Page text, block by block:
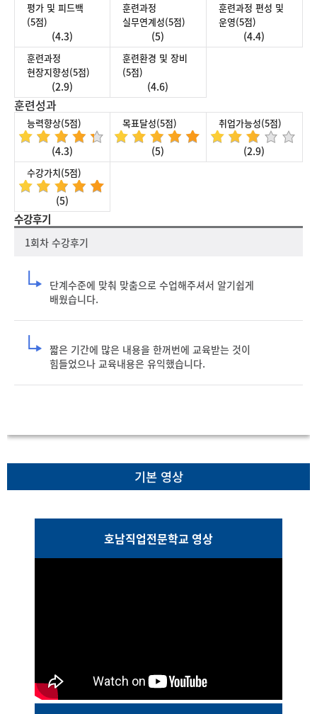
평가 및 피드백
(5점)
(4.3)
훈련과정
실무연계성(5점)
(5)
훈련과정 편성 및
운영(5점)
(4.4)
훈련과정
현장지향성(5점)
(2.9)
훈련환경 및 장비
(5점)
(4.6)
훈련성과
능력향상(5점)
(4.3)
목표달성(5점)
(5)
취업가능성(5점)
(2.9)
수강가치(5점)
(5)
수강후기
1회차 수강후기
단계수준에 맞춰 맞춤으로 수업해주셔서 알기쉽게
배웠습니다.
짧은 기간에 많은 내용을 한꺼번에 교육받는 것이
힘들었으나 교육내용은 유익했습니다.
기본 영상
호남직업전문학교 영상